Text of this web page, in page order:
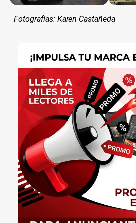
Fotografías: Karen Castañeda